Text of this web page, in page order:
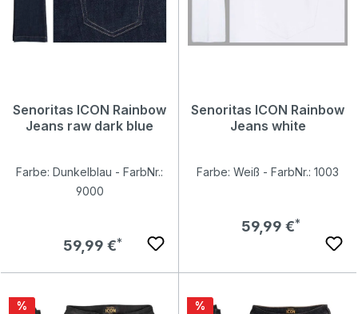
Senoritas ICON Rainbow
Jeans raw dark blue
Farbe: Dunkelblau - FarbNr.:
9000
Regulärer Preis:
59,99 €
Senoritas ICON Rainbow
Jeans white
Farbe: Weiß - FarbNr.: 1003
Regulärer Preis:
59,99 €
Rabatt
% Rabatt
%